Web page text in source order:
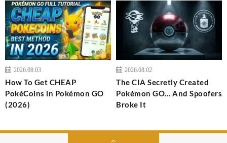
2026.08.03
How To Get CHEAP
PokéCoins in Pokémon GO
(2026)
2026.08.02
The CIA Secretly Created
Pokémon GO… And Spoofers
Broke It